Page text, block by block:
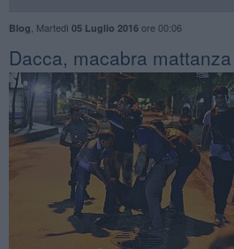
Blog Martedì 05 Luglio 2016ore 00:06
Dacca, macabra mattanza